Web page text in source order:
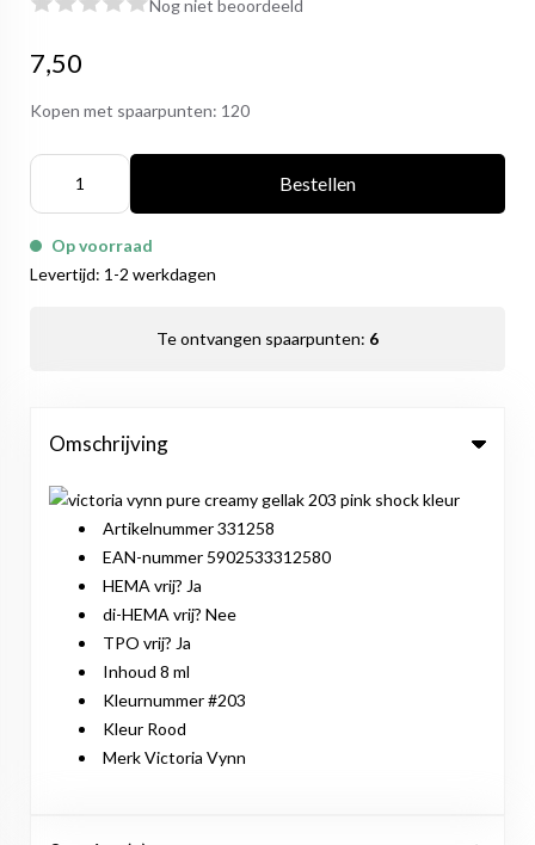
Nog niet beoordeeld
7,50
Kopen met spaarpunten: 120
Bestellen
Op voorraad
Levertijd: 1-2 werkdagen
Te ontvangen spaarpunten: 6
Omschrijving
Artikelnummer 331258
EAN-nummer 5902533312580
HEMA vrij? Ja
di-HEMA vrij? Nee
TPO vrij? Ja
Inhoud 8 ml
Kleurnummer #203
Kleur Rood
Merk Victoria Vynn